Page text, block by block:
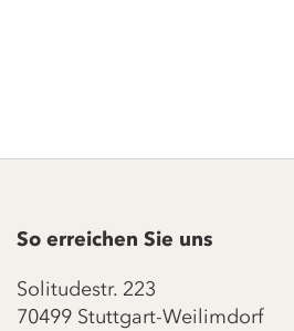
So erreichen Sie uns
Solitudestr. 223
70499 Stuttgart-Weilimdorf